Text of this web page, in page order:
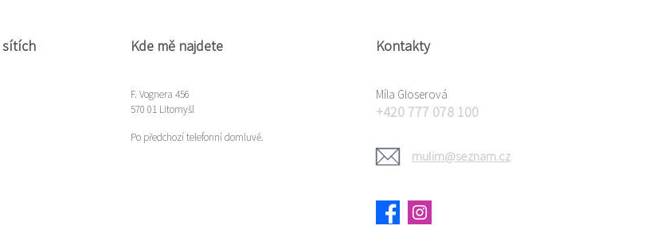
sítích Kde mě najdete
F. Vognera 456
570 01 Litomyšl
Po předchozí telefonní domluvě.
Kontakty
Míla Gloserová
+420 777 078 100
mulim@seznam.cz